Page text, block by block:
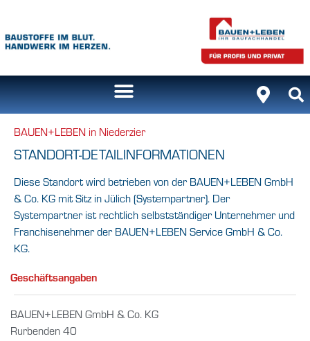
BAUEN+LEBEN in Niederzier
STANDORT-DETAILINFORMATIONEN
Diese Standort wird betrieben von der BAUEN+LEBEN GmbH
& Co. KG mit Sitz in Jülich (Systempartner). Der
Systempartner ist rechtlich selbstständiger Unternehmer und
Franchisenehmer der BAUEN+LEBEN Service GmbH & Co.
KG.
Geschäftsangaben
BAUEN+LEBEN GmbH & Co. KG
Rurbenden 40